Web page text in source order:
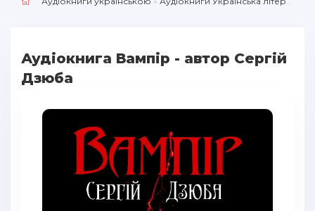
Аудіокнига Вампір - автор Сергій
Дзюба